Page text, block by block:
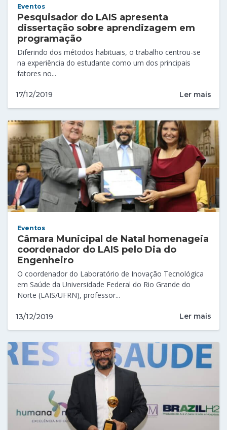
Eventos
Pesquisador do LAIS apresenta
dissertação sobre aprendizagem em
programação
Diferindo dos métodos habituais, o trabalho centrou-se
na experiência do estudante como um dos principais
fatores no...
17/12/2019 Ler mais
Eventos
Câmara Municipal de Natal homenageia
coordenador do LAIS pelo Dia do
Engenheiro
O coordenador do Laboratório de Inovação Tecnológica
em Saúde da Universidade Federal do Rio Grande do
Norte (LAIS/UFRN), professor...
13/12/2019 Ler mais